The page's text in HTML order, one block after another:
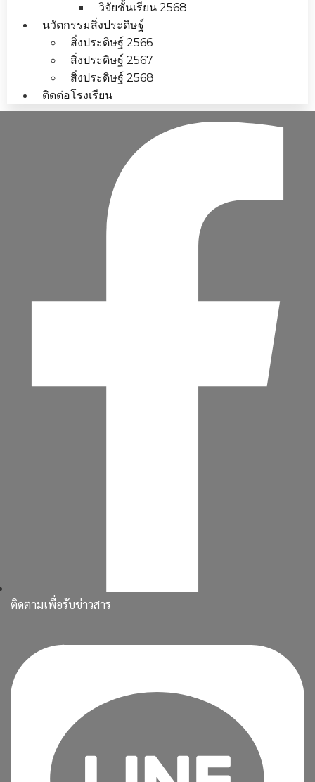
วิจัยชั้นเรียน 2568
นวัตกรรมสิ่งประดิษฐ์
สิ่งประดิษฐ์ 2566
สิ่งประดิษฐ์ 2567
สิ่งประดิษฐ์ 2568
ติดต่อโรงเรียน
ติดตามเพื่อรับข่าวสาร